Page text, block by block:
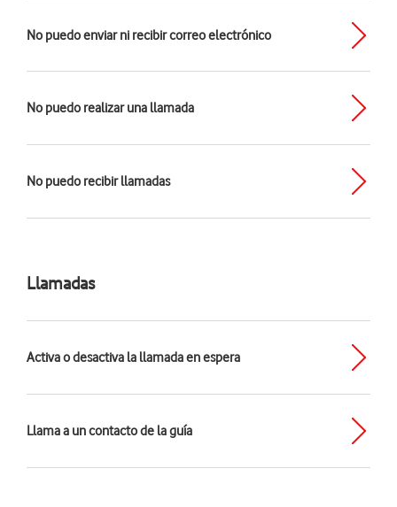
No puedo enviar ni recibir correo electrónico
No puedo realizar una llamada
No puedo recibir llamadas
Llamadas
Activa o desactiva la llamada en espera
Llama a un contacto de la guía